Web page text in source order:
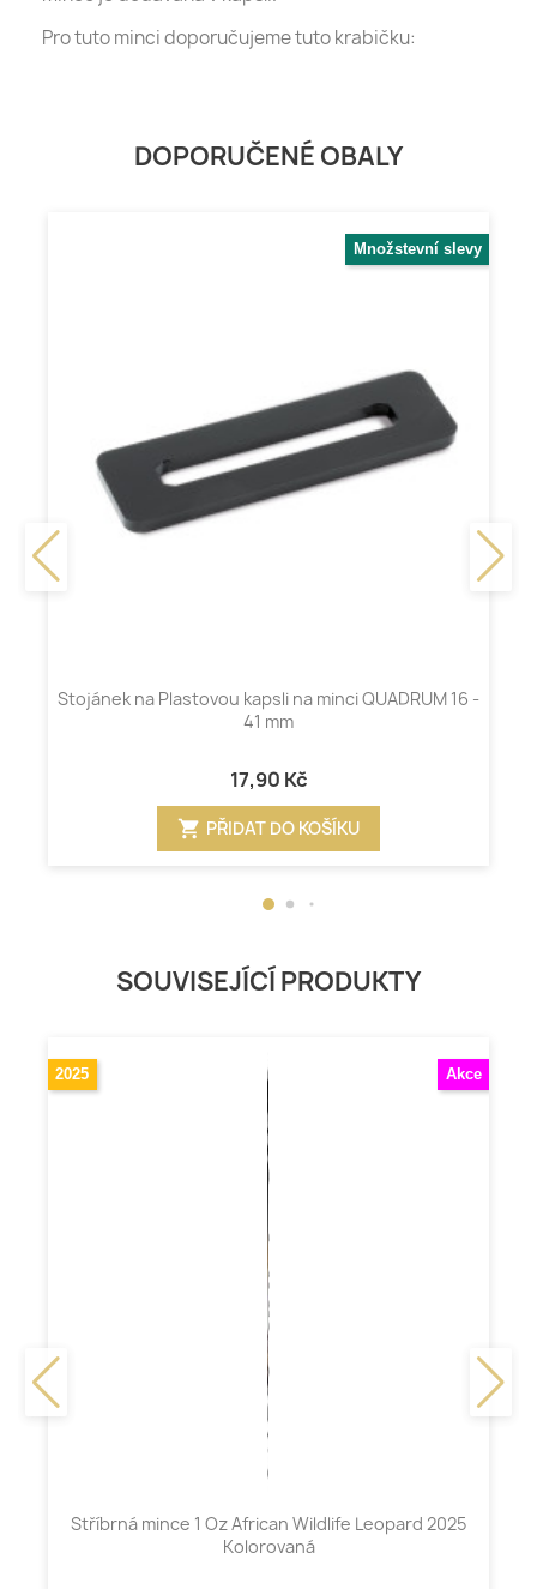
Pro tuto minci doporučujeme tuto krabičku:
DOPORUČENÉ OBALY
Množstevní slevy
Stojánek na Plastovou kapsli na minci QUADRUM 16 -
41 mm
17,90 Kč
shopping_cart PŘIDAT DO KOŠÍKU
SOUVISEJÍCÍ PRODUKTY
Akce
2025
Stříbrná mince 1 Oz African Wildlife Leopard 2025
Kolorovaná